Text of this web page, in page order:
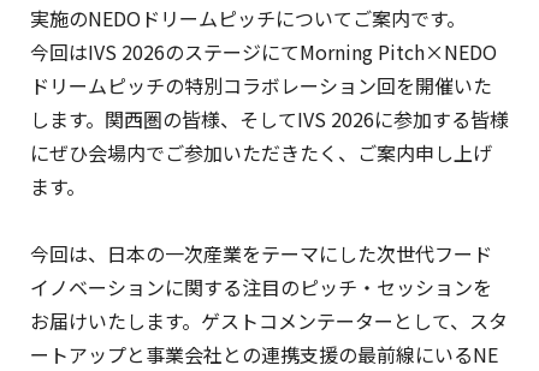
実施のNEDOドリームピッチについてご案内です。
今回はIVS 2026のステージにてMorning Pitch×NEDO
ドリームピッチの特別コラボレーション回を開催いた
します。関西圏の皆様、そしてIVS 2026に参加する皆様
にぜひ会場内でご参加いただきたく、ご案内申し上げ
ます。
今回は、日本の一次産業をテーマにした次世代フード
イノベーションに関する注目のピッチ・セッションを
お届けいたします。ゲストコメンテーターとして、スタ
ートアップと事業会社との連携支援の最前線にいるNE